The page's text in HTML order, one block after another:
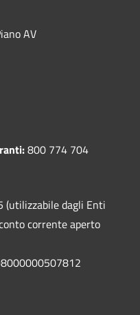
AV
800 774 704
dagli Enti
corrente aperto